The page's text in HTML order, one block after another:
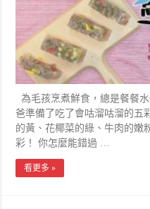
為毛孩烹煮鮮食，總是餐餐
爸準備了吃了會咕溜咕溜的五
的黃、花椰菜的綠、牛肉的嫩
彩！ 你怎麼能錯過 …
看更多 »